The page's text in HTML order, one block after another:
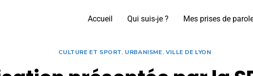
Accueil Qui suis-je ? Mes prises de
CULTURE ET SPORT, URBANISME, VILLE DE LYON